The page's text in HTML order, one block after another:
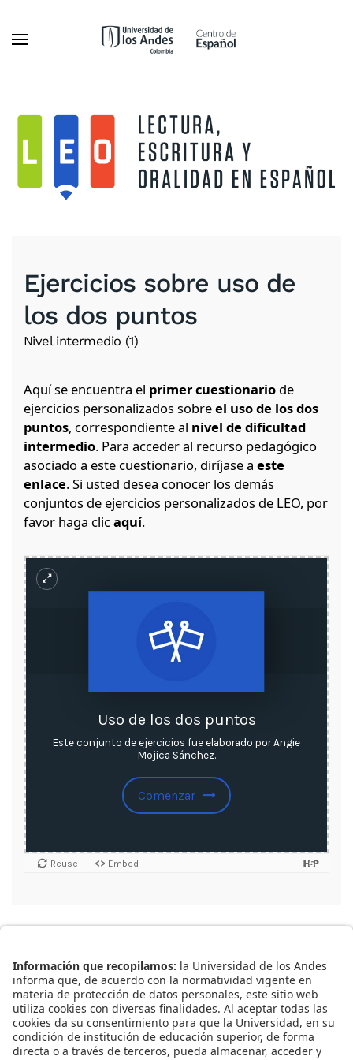
Ir al contenido principal
Ejercicios sobre uso de
los dos puntos
Nivel intermedio (1)
Aquí se encuentra el primer cuestionario de
ejercicios personalizados sobreel uso de los dos
puntos, correspondiente al nivel de dificultad
intermedio. Para acceder al recurso pedagógico
asociado a este cuestionario, diríjase a este
enlace. Si usted desea conocer los demás
conjuntos de ejercicios personalizados de LEO, por
favor haga clicaquí.
Consulte aquí la lista de
todos nuestros recursos